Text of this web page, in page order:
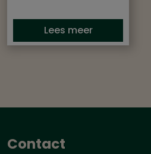
Lees meer
Contact